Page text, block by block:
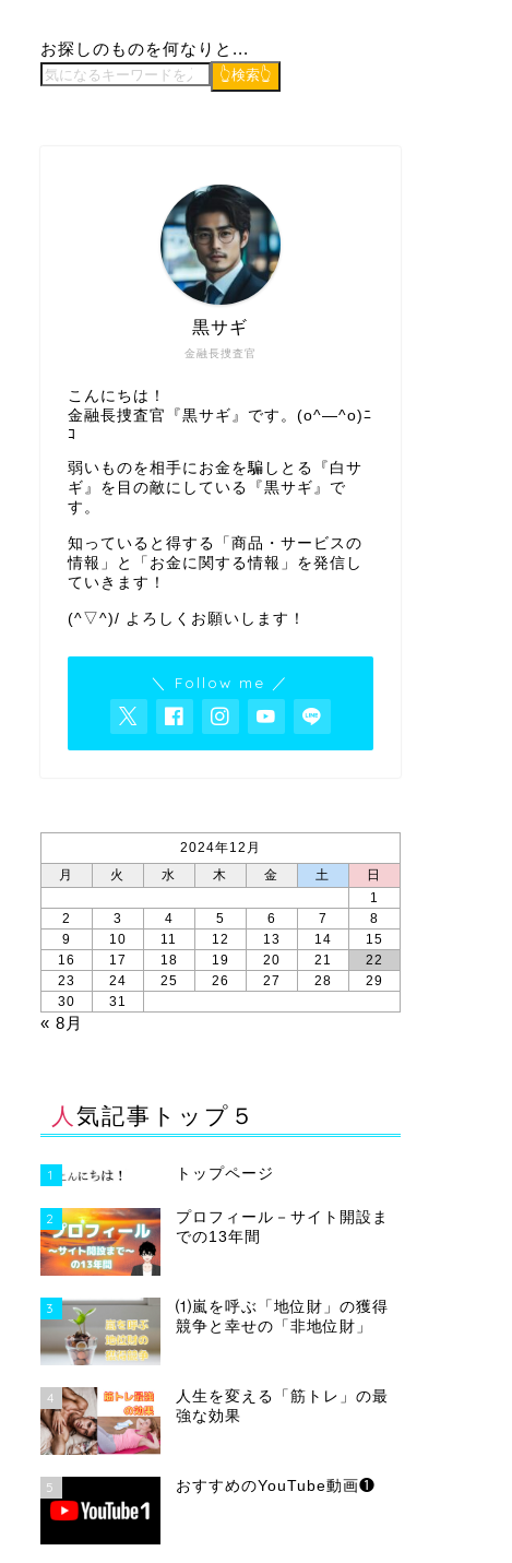
お探しのものを何なりと...
👆検索👆
金融長捜査官
黒サギ
こんにちは！
金融長捜査官『黒サギ』です。(o^―^o)ﾆ
ｺ
弱いものを相手にお金を騙しとる『白サ
ギ』を目の敵にしている『黒サギ』で
す。
知っていると得する「商品・サービスの
情報」と「お金に関する情報」を発信し
ていきます！
(^▽^)/ よろしくお願いします！
＼ Follow me ／
2024年12月
月
火 水 木 金 土
日
1
2
3 4 5 6 7
8
9
10 11 12 13 14
15
16
17 18 19 20 21
22
23
24 25 26 27 28
29
30
31
« 8月
人気記事トップ５
1 トップページ
2
プロフィール－サイト開設ま
での13年間
3
⑴嵐を呼ぶ「地位財」の獲得
競争と幸せの「非地位財」
4
人生を変える「筋トレ」の最
強な効果
5 おすすめのYouTube動画❶